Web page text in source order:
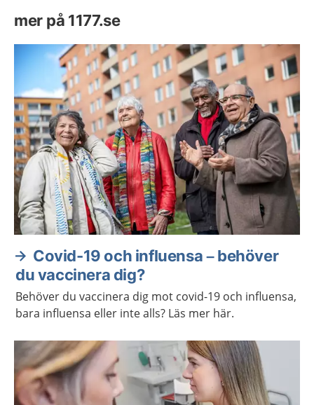
mer på 1177.se
Covid-19 och influensa – behöver
du vaccinera dig?
Behöver du vaccinera dig mot covid-19 och influensa,
bara influensa eller inte alls? Läs mer här.